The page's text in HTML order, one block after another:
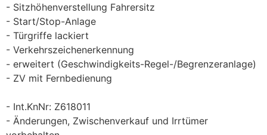
Sitzhöhenverstellung Fahrersitz
Start/Stop-Anlage
Türgriffe lackiert
Verkehrszeichenerkennung
erweitert (Geschwindigkeits-Regel-/Begrenzeranlage)
ZV mit Fernbedienung
Int.KnNr: Z618011
Änderungen, Zwischenverkauf und Irrtümer